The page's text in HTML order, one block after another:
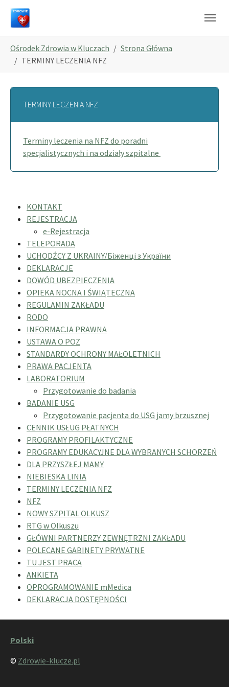
Skip to main navigation
Skip to main content
Skip to page footer
Ośrodek Zdrowia w Kluczach
Strona Główna
TERMINY LECZENIA NFZ
TERMINY LECZENIA NFZ
Terminy leczenia na NFZ do poradni
specjalistycznych i na odziały szpitalne
KONTAKT
REJESTRACJA
e-Rejestracja
TELEPORADA
UCHODŹCY Z UKRAINY/Біженці з України
DEKLARACJE
DOWÓD UBEZPIECZENIA
OPIEKA NOCNA I ŚWIĄTECZNA
REGULAMIN ZAKŁADU
RODO
INFORMACJA PRAWNA
USTAWA O POZ
STANDARDY OCHRONY MAŁOLETNICH
PRAWA PACJENTA
LABORATORIUM
Przygotowanie do badania
BADANIE USG
Przygotowanie pacjenta do USG jamy brzusznej
CENNIK USŁUG PŁATNYCH
PROGRAMY PROFILAKTYCZNE
PROGRAMY EDUKACYJNE DLA WYBRANYCH SCHORZEŃ
DLA PRZYSZŁEJ MAMY
NIEBIESKA LINIA
TERMINY LECZENIA NFZ
NFZ
NOWY SZPITAL OLKUSZ
RTG w Olkuszu
GŁÓWNI PARTNERZY ZEWNĘTRZNI ZAKŁADU
POLECANE GABINETY PRYWATNE
TU JEST PRACA
ANKIETA
OPROGRAMOWANIE mMedica
DEKLARACJA DOSTĘPNOŚCI
Polski
© Zdrowie-klucze.pl